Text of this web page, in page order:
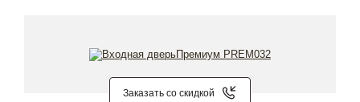
Заказать со скидкой